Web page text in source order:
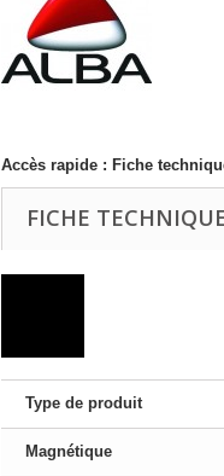
Accès rapide : Fiche
FICHE
Type de produit
Magnétique